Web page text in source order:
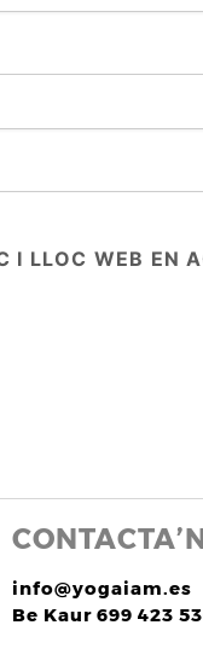
I LLOC WEB EN
info@yogaiam.es
Be Kaur 699 423